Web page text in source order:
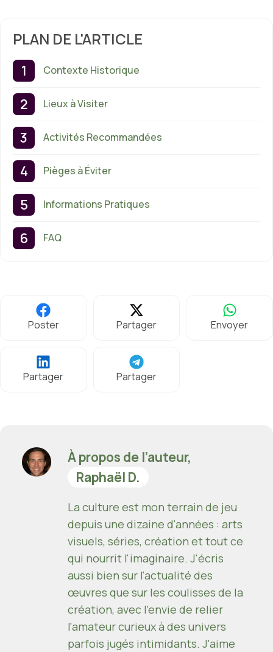
PLAN DE L'ARTICLE
Contexte Historique
Lieux à Visiter
Activités Recommandées
Pièges à Éviter
Informations Pratiques
FAQ
Poster Partager Envoyer
Partager Partager
À propos de l’auteur,
Raphaël D.
La culture est mon terrain de jeu
depuis une dizaine d'années : arts
visuels, séries, création et tout ce
qui nourrit l'imaginaire. J'écris
aussi bien sur l'actualité des
œuvres que sur les coulisses de la
création, avec l'envie de relier
l'amateur curieux à des univers
parfois jugés intimidants. J'aime